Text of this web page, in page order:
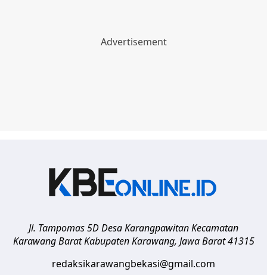
Jl. Tampomas 5D Desa Karangpawitan Kecamatan
Karawang Barat Kabupaten Karawang, Jawa Barat 41315
redaksikarawangbekasi@gmail.com